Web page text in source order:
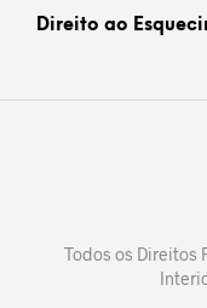
Direito ao
Todos os Direitos